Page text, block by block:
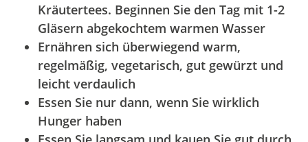
Kräutertees. Beginnen Sie den Tag mit 1-2
Gläsern abgekochtem warmen Wasser
Ernähren sich überwiegend warm,
regelmäßig, vegetarisch, gut gewürzt und
leicht verdaulich
Essen Sie nur dann, wenn Sie wirklich
Hunger haben